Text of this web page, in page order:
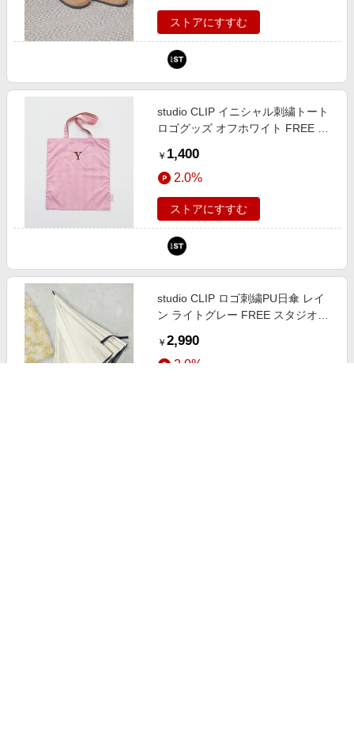
ストアにすすむ
studio CLIP イニシャル刺繍トート
ロゴグッズ オフホワイト FREE ス
ンドエスティ（旧ドットエスティ）
￥ 1,400
2.0%
ストアにすすむ
studio CLIP ロゴ刺繍PU日傘 レイ
ン ライトグレー FREE スタジオク
ティ（旧ドットエスティ）
￥ 2,990
2.0%